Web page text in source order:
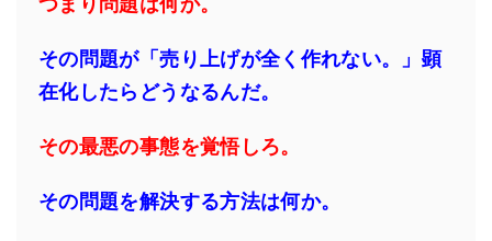
つまり問題は何か。
その問題が「売り上げが全く作れない。」顕
在化したらどうなるんだ。
その最悪の事態を覚悟しろ。
その問題を解決する方法は何か。